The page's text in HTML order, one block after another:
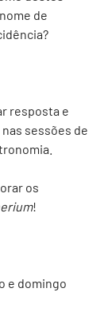
de
resposta e
sessões de
os
!
e domingo